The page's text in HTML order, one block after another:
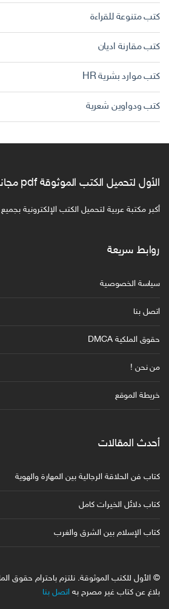
كتب متنوعة للقراءة
كتب مقارنة اديان
كتب موارد بشرية HR
كتب ودواوين شعرية
الأول لتحميل الكتب الموثوقة pdf مجانا
أكبر مكتبة عربية لتحميل الكتب الإلكترونية
روابط سريعة
سياسة الخصوصية
اتصل بنا
حقوق الملكية DMCA
من نحن !
خريطة الموقع
أحدث المقالات
كتاب فن الحلاقة الرجالية بين المهارة والهوية
كتاب دلائل الخيرات كامل
كتاب الإسلام بين الشرق والغرب
© الأول للكتب الموثوقة. نلتزم باحترام حقوق
بلاغ عن كتاب غير مصرح به اتصل بنا